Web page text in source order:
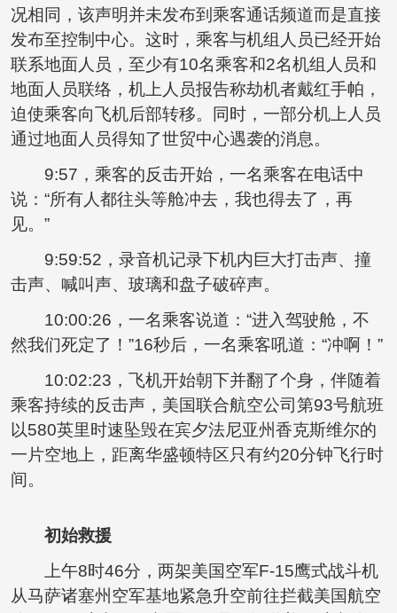
况相同，该声明并未发布到乘客通话频道而是直接
发布至控制中心。这时，乘客与机组人员已经开始
联系地面人员，至少有10名乘客和2名机组人员和
地面人员联络，机上人员报告称劫机者戴红手帕，
迫使乘客向飞机后部转移。同时，一部分机上人员
通过地面人员得知了世贸中心遇袭的消息。
9:57，乘客的反击开始，一名乘客在电话中
说：“所有人都往头等舱冲去，我也得去了，再
见。”
9:59:52，录音机记录下机内巨大打击声、撞
击声、喊叫声、玻璃和盘子破碎声。
10:00:26，一名乘客说道：“进入驾驶舱，不
然我们死定了！”16秒后，一名乘客吼道：“冲啊！”
10:02:23，飞机开始朝下并翻了个身，伴随着
乘客持续的反击声，美国联合航空公司第93号航班
以580英里时速坠毁在宾夕法尼亚州香克斯维尔的
一片空地上，距离华盛顿特区只有约20分钟飞行时
间。
初始救援
上午8时46分，两架美国空军F-15鹰式战斗机
从马萨诸塞州空军基地紧急升空前往拦截美国航空